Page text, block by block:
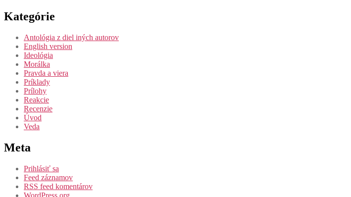
Kategórie
Antológia z diel iných autorov
English version
Ideológia
Morálka
Pravda a viera
Príklady
Prílohy
Reakcie
Recenzie
Úvod
Veda
Meta
Prihlásiť sa
Feed záznamov
RSS feed komentárov
WordPress.org